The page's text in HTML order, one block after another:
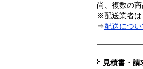
尚、複数の
※配送業者は
⇒配送につ
見積書・